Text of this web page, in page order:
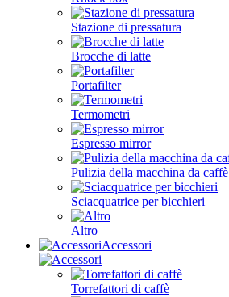
Stazione di pressatura
Brocche di latte
Portafilter
Termometri
Espresso mirror
Pulizia della macchina da caffè
Sciacquatrice per bicchieri
Altro
Accessori
Torrefattori di caffè